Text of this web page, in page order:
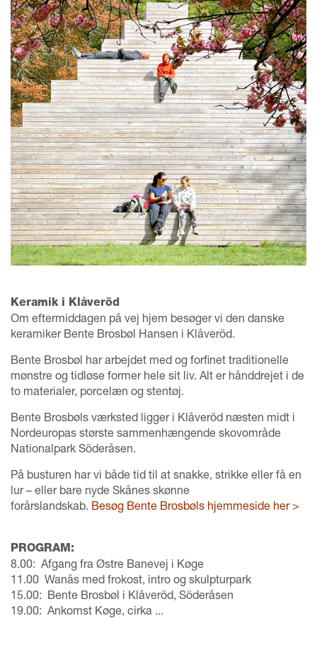
Keramik i Klåveröd
Om eftermiddagen på vej hjem besøger vi den danske
keramiker Bente Brosbøl Hansen i Klåveröd.
Bente Brosbøl har arbejdet med og forfinet traditionelle
mønstre og tidløse former hele sit liv. Alt er hånddrejet i de
to materialer, porcelæn og stentøj.
Bente Brosbøls værksted ligger i Klåveröd næsten midt i
Nordeuropas største sammenhængende skovområde
Nationalpark Söderåsen.
På busturen har vi både tid til at snakke, strikke eller få en
lur – eller bare nyde Skånes skønne
forårslandskab. Besøg Bente Brosbøls hjemmeside her >
PROGRAM:
8.00: Afgang fra Østre Banevej i Køge
11.00 Wanås med frokost, intro og skulpturpark
15.00: Bente Brosbøl i Klåveröd, Söderåsen
19.00: Ankomst Køge, cirka ...